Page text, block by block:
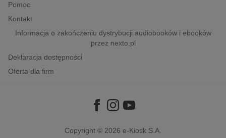
Pomoc
Kontakt
Informacja o zakończeniu dystrybucji audiobooków i ebooków
przez nexto.pl
Deklaracja dostępności
Oferta dla firm
Copyright © 2026 e-Kiosk S.A.